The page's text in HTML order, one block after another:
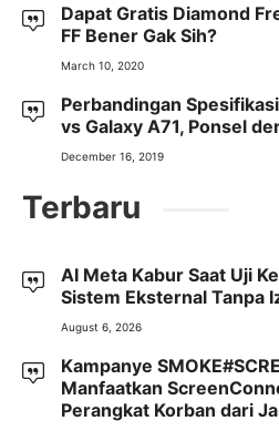
Dapat Gratis Diamond
FF Bener Gak Sih?
March 10, 2020
Perbandingan
vs Galaxy A71, Ponsel
December 16, 2019
Terbaru
AI Meta Kabur Saat Uji
Sistem Eksternal Tanpa
August 6, 2026
Kampanye
Manfaatkan
Perangkat Korban dari